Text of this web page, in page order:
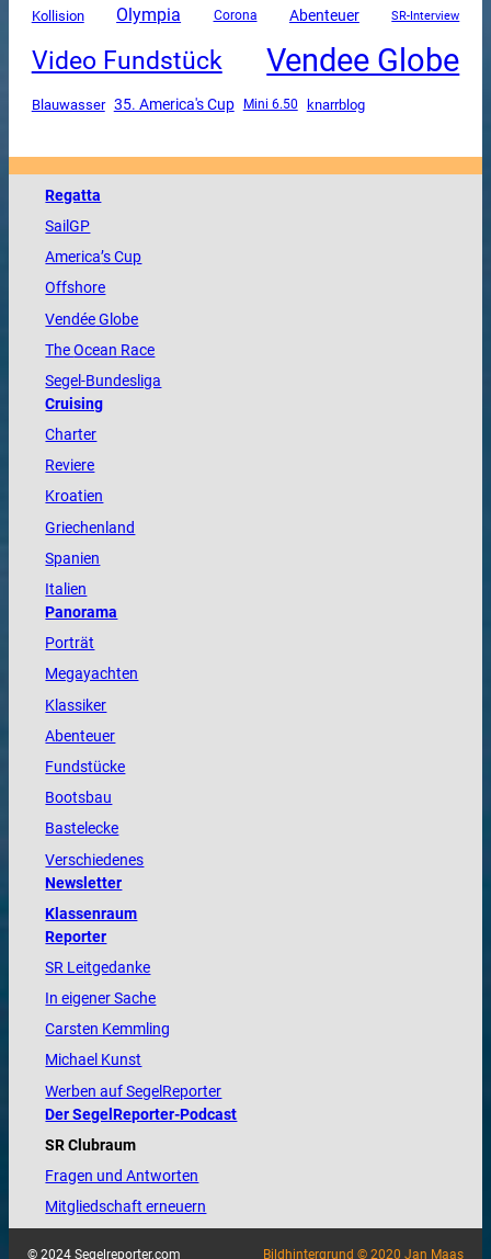
Kollision Olympia Corona Abenteuer SR-Interview
Video Fundstück Vendee Globe
Blauwasser 35. America's Cup Mini 6.50 knarrblog
Regatta
SailGP
America’s Cup
Offshore
VendéeGlobe
TheOcean Race
Segel-Bundesliga
Cruising
Charter
Reviere
Kroatien
Griechenland
Spanien
Italien
Panorama
Porträt
Megayachten
Klassiker
Abenteuer
Fundstücke
Bootsbau
Bastelecke
Verschiedenes
Newsletter
Klassenraum
Reporter
SR Leitgedanke
In eigener Sache
Carsten Kemmling
Michael Kunst
Werben auf SegelReporter
Der SegelReporter-Podcast
SR Clubraum
Fragen und Antworten
Mitgliedschaft erneuern
© 2024 Segelreporter.com Bildhintergrund © 2020 Jan Maas